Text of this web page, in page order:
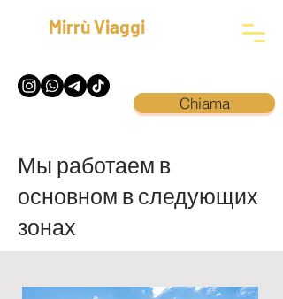
Mirrù Viaggi
Chiama
Мы работаем в
основном в следующих
зонах